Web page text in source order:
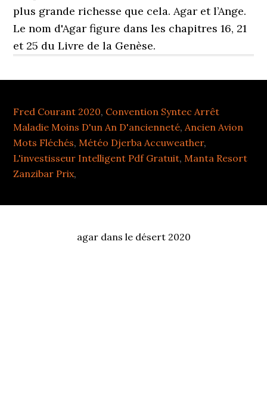
Fred Courant 2020, Convention Syntec Arrêt
Maladie Moins D'un An D'ancienneté,Ancien Avion
Mots Fléchés,Météo Djerba Accuweather,
L'investisseur Intelligent Pdf Gratuit,Manta Resort
Zanzibar Prix,
agar dans le désert 2020